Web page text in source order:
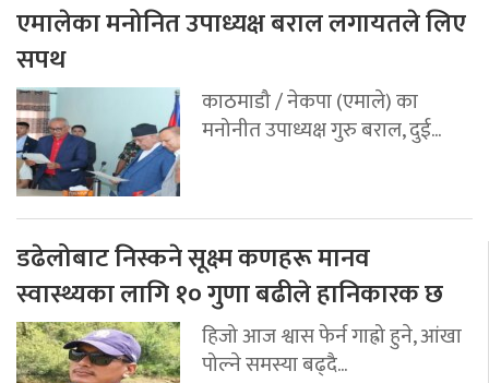
एमालेका मनोनित उपाध्यक्ष बराल लगायतले लिए
सपथ
काठमाडौ / नेकपा (एमाले) का
मनोनीत उपाध्यक्ष गुरु बराल, दुई...
डढेलोबाट निस्कने सूक्ष्म कणहरू मानव
स्वास्थ्यका लागि १० गुणा बढीले हानिकारक छ
हिजो आज श्वास फेर्न गाह्रो हुने, आंखा
पोल्ने समस्या बढ्दै...